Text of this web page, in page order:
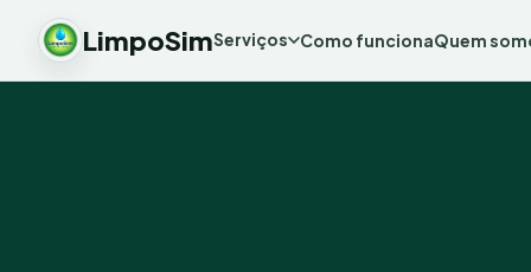
LimpoSimServiços Como funcionaQuem